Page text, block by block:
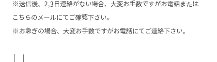
※送信後、2,3日連絡がない場合、大変お手数ですがお電話または
こちらのメールにてご確認下さい。
※お急ぎの場合、大変お手数ですがお電話にてご連絡下さい。